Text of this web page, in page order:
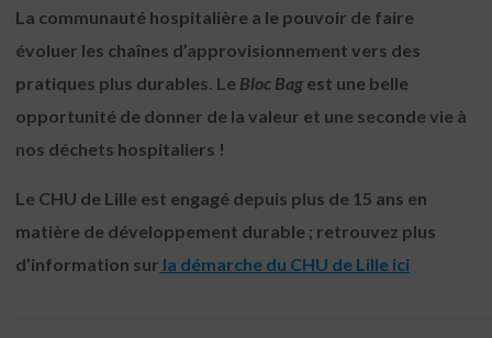
La communauté hospitalière a le pouvoir de faire
évoluer les chaînes d’approvisionnement vers des
pratiques plus durables. Le Bloc Bag est une belle
opportunité de donner de la valeur et une seconde vie à
nos déchets hospitaliers !
Le CHU de Lille est engagé depuis plus de 15 ans en
matière de développement durable ; retrouvez plus
d’information sur la démarche du CHU de Lille ici